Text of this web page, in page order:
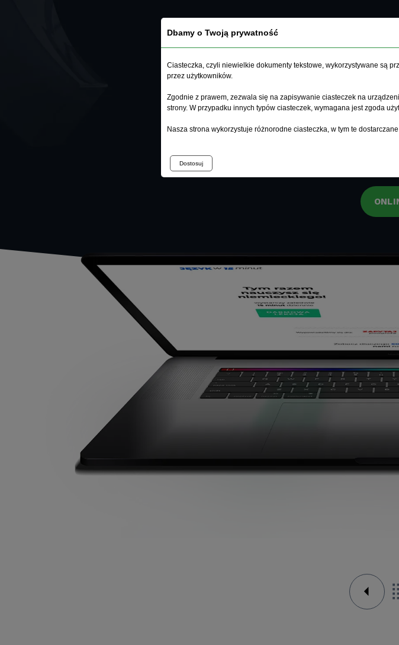
Język w
Dbamy o Twoją prywatność
Ciasteczka, czyli niewielkie dokumenty tekstowe, wykorzystywane są
przez użytkowników.
Zgodnie z prawem, zezwala się na zapisywanie ciasteczek na
strony. W przypadku innych typów ciasteczek, wymagana jest zgoda
Nasza strona wykorzystuje różnorodne ciasteczka, w tym te
Dostosuj